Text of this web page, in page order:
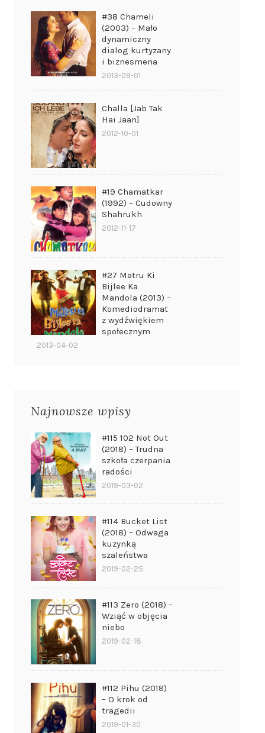
#38 Chameli
(2003) – Mało
dynamiczny
dialog kurtyzany
i biznesmena
2013-09-01
Challa [Jab Tak
Hai Jaan]
2012-10-01
#19 Chamatkar
(1992) – Cudowny
Shahrukh
2012-11-17
#27 Matru Ki
Bijlee Ka
Mandola (2013) –
Komediodramat
z wydźwiękiem
społecznym
2013-04-02
Najnowsze wpisy
#115 102 Not Out
(2018) – Trudna
szkoła czerpania
radości
2019-03-02
#114 Bucket List
(2018) – Odwaga
kuzynką
szaleństwa
2019-02-25
#113 Zero (2018) –
Wziąć w objęcia
niebo
2019-02-18
#112 Pihu (2018)
– O krok od
tragedii
2019-01-30